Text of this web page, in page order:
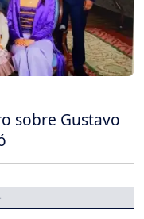
sobre Gustavo